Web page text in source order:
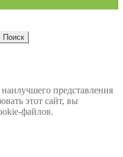
Поиск
представления
этот сайт, вы
файлов.